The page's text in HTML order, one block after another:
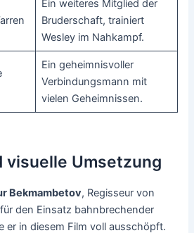
Ein weiteres Mitglied der
Bruderschaft, trainiert
Wesley im Nahkampf.
Ein geheimnisvoller
Verbindungsmann mit
vielen Geheimnissen.
visuelle Umsetzung
Bekmambetov, Regisseur von
den Einsatz bahnbrechender
er in diesem Film voll ausschöpft.